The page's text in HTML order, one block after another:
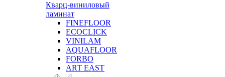
Кварц-виниловый
ламинат
FINEFLOOR
ECOCLICK
VINILAM
AQUAFLOOR
FORBO
ART EAST